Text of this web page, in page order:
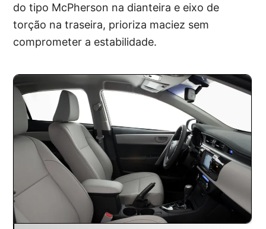
do tipo McPherson na dianteira e eixo de
torção na traseira, prioriza maciez sem
comprometer a estabilidade.